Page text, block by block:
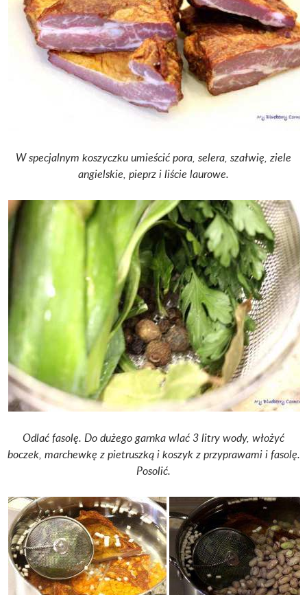
W specjalnym koszyczku umieścić pora, selera, szałwię, ziele
angielskie, pieprz i liście laurowe.
Odlać fasolę. Do dużego garnka wlać 3 litry wody, włożyć
boczek, marchewkę z pietruszką i koszyk z przyprawami i fasolę.
Posolić.